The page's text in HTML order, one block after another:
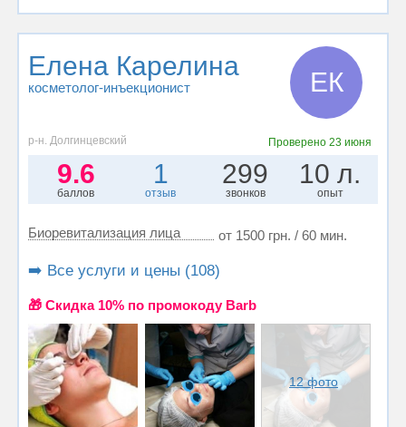
Елена Карелина
косметолог-инъекционист ЕК
р-н. Долгинцевский Проверено 23 июня
9.6
баллов
1
отзыв
299
звонков
10 л.
опыт
Биоревитализация лица от 1500 грн. / 60 мин.
➡️ Все услуги и цены (108)
🎁 Cкидка 10% по промокоду Barb
12 фото